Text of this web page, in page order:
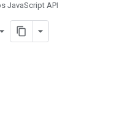
JavaScript API